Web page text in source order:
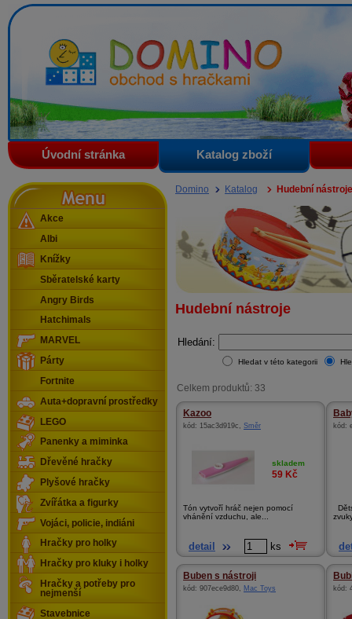
Domino - obchod s hračkami
Úvodní stránka Katalog zboží
Domino Katalog Hudební nástroje
Hudební nástroje
Hledání:
Hledat v této kategorii
Celkem produktů: 33
Kazoo
kód: 15ac3d919c , Směr
skladem
59 Kč
Tón vytvoří hráč nejen pomocí
vhánění vzduchu, ale...
detail ks
kód:
Buben s nástroji
kód: 907ece9d80, Mac Toys kód:
Menu
Akce
Albi
Knížky
Sběratelské karty
Angry Birds
Hatchimals
MARVEL
Párty
Fortnite
Auta+dopravní prostředky
LEGO
Panenky a miminka
Dřevěné hračky
Plyšové hračky
Zvířátka a figurky
Vojáci, policie, indiáni
Hračky pro holky
Hračky pro kluky i holky
Hračky a potřeby pro
nejmenší
Stavebnice